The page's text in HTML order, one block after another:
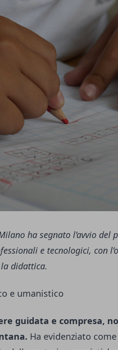
ha segnato l’avvio del
e tecnologici, con
didattica.
e umanistico
guidata e compresa,
Ha evidenziato